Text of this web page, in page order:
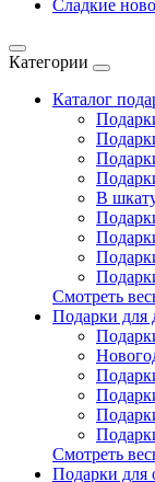
Сладкие
Категории
Каталог
В
Смотреть
Подарки для
Смотреть
Подарки для